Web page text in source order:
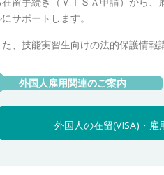
サポートします。
た、技能実習生向けの法的保護情報
外国人の在留(VISA)・雇